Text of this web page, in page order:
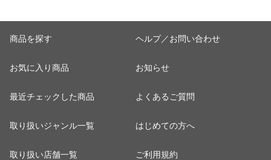
商品を探す
お気に入り商品
最近チェックした商品
取り扱いジャンル一覧
取り扱い店舗一覧
ヘルプ／お問い合わせ
お知らせ
よくあるご質問
はじめての方へ
ご利用規約